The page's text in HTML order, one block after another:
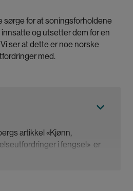
sørge for at soningsforholdene
og utsetter dem for en
ser at dette er noe norske
med.
artikkel «Kjønn,
i fengsel» er